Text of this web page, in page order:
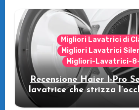
Migliori Lavatrici di
Migliori Lavatrici
Migliori-Lavatrici-
Recensione Haier I-Pro
lavatrice che strizza